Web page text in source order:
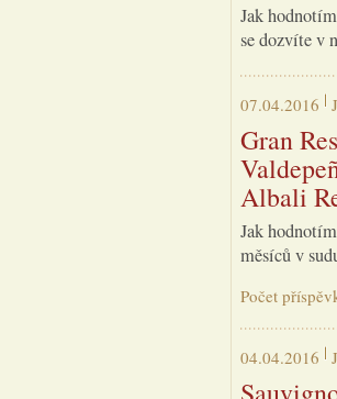
Jak
se dozvíte v
07.04.2016
Gran
Albali
Jak
měsíců v
Počet
04.04.2016